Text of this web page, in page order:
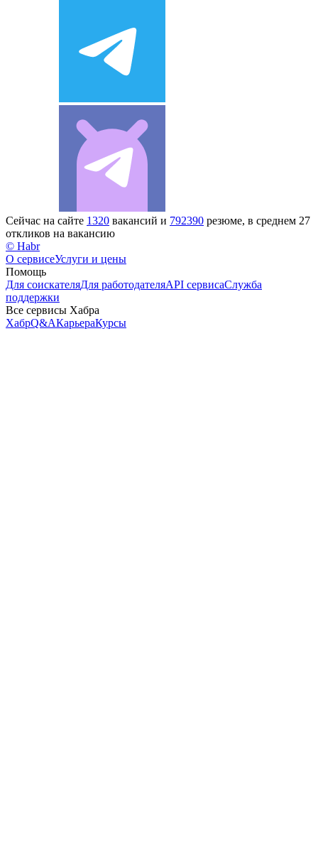
Сейчас на сайте 1320 вакансий и 792390 резюме, в среднем 27
откликов на вакансию
© Habr
О сервисеУслуги и цены
Помощь
Для соискателяДля работодателяAPI сервисаСлужба
поддержки
Все сервисы Хабра
ХабрQ&AКарьераКурсы